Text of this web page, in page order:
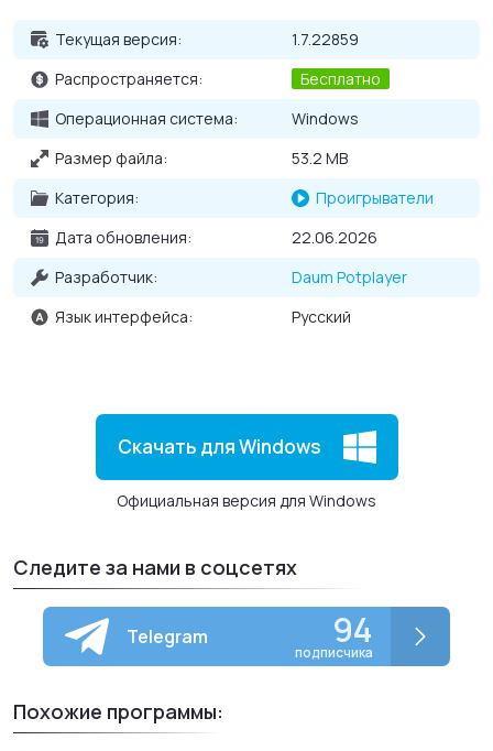
Основные возможности Daum PotPlayer для
Windows
Имеет собственные, встроенные
Высокое качество воспроизведения;
Поддержка формата 3D;
Возможность составлять собственные плей-листы;
Текущая версия:
1.7.22859
Распространяется:
Бесплатно
Операционная система:
Windows
Размер файла:
53.2 MB
Категория:
Проигрыватели
Дата обновления:
22.06.2026
Разработчик:
Daum Potplayer
Язык интерфейса:
Русский
Скачать для Windows
Официальная версия для Windows
Следите за нами в соцсетях
Telegram 94
подписчика
Похожие программы: